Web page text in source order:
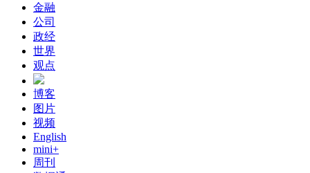
金融
公司
政经
世界
观点
博客
图片
视频
English
mini+
周刊